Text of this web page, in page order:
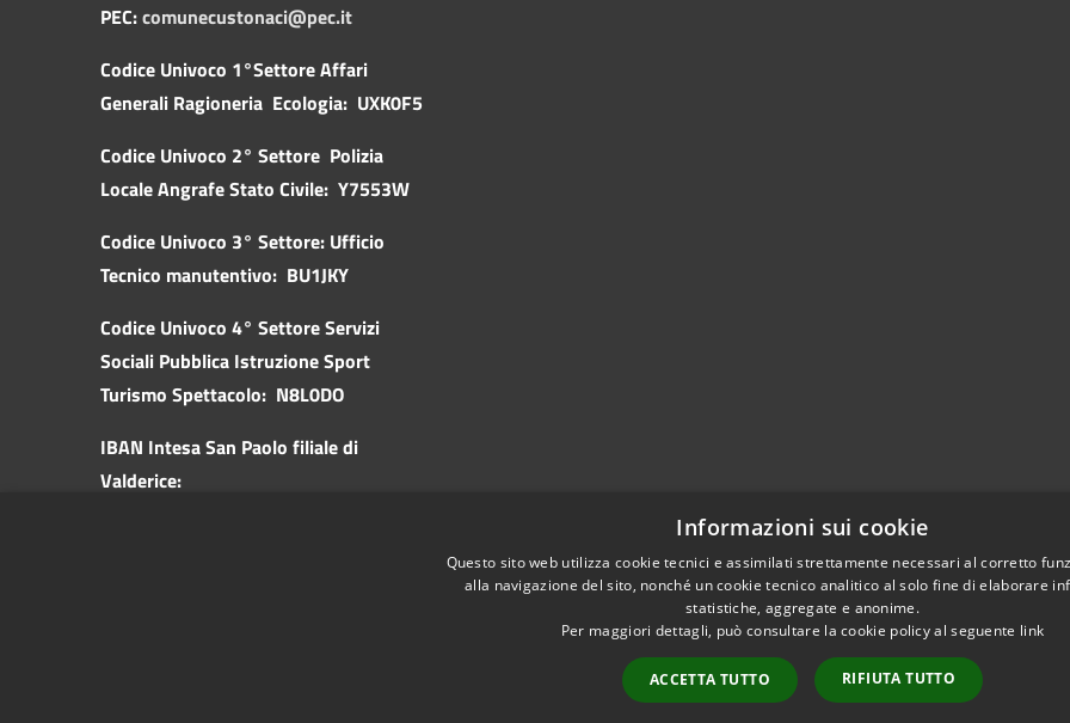
PEC:comunecustonaci@pec.it
Codice Univoco 1°Settore Affari
Generali Ragioneria Ecologia: UXK0F5
Codice Univoco 2° Settore Polizia
Locale Angrafe Stato Civile: Y7553W
Codice Univoco 3° Settore: Ufficio
Tecnico manutentivo: BU1JKY
Codice Univoco 4° Settore Servizi
Sociali Pubblica Istruzione Sport
Turismo Spettacolo: N8L0DO
IBAN Intesa San Paolo filiale di
Valderice:
Informazioni sui cookie
Questo sito web utilizza cookie tecnici e assimilati strettamente necessari al corretto
alla navigazione del sito, nonché un cookie tecnico analitico al solo fine di elaborare
statistiche, aggregate e anonime.
Per maggiori dettagli, può consultare la cookie policy al seguente link
ACCETTA TUTTO RIFIUTA TUTTO